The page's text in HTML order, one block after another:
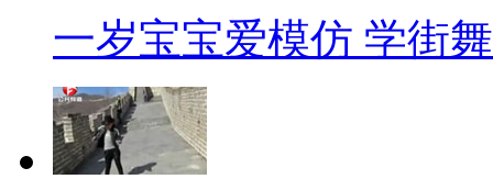
一岁宝宝爱模仿 学街